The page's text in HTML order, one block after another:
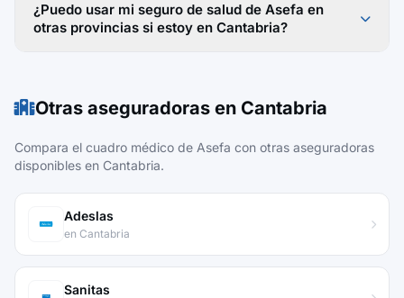
¿Puedo usar mi seguro de salud de Asefa en
otras provincias si estoy en Cantabria?
Otras aseguradoras en Cantabria
Compara el cuadro médico de Asefa con otras aseguradoras
disponibles en Cantabria.
Adeslas
en Cantabria
Sanitas